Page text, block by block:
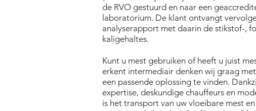
de RVO gestuurd en naar een
laboratorium. De klant ontvangt
analyserapport met daarin de stikstof-,
kaligehaltes.
Kunt u mest gebruiken of heeft u juist
erkent intermediair denken wij graag
een passende oplossing te vinden.
expertise, deskundige chauffeurs en
is het transport van uw vloeibare mest